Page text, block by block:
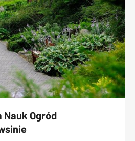
Nauk Ogród